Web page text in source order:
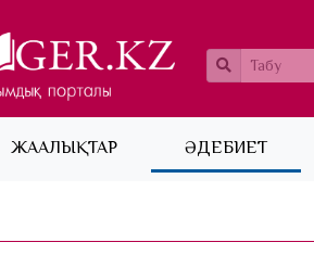
ЖАҢАЛЫҚТАР ӘДЕБИЕТ